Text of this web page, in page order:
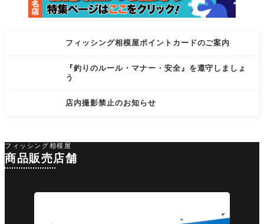
フィッシング相模屋ポイントカードのご案内
『釣りのルール・マナー・安全』を遵守しましょ
う
店内撮影禁止のお知らせ
フィッシング相模屋
商品販売店舗